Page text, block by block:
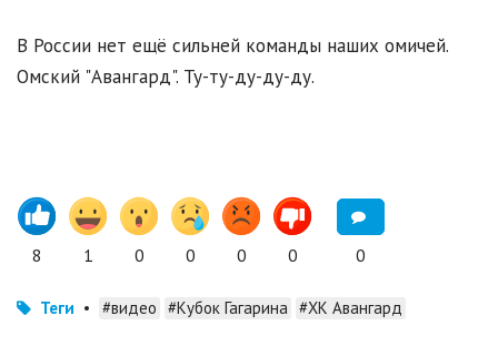
В России нет ещё сильней команды наших омичей.
Омский "Авангард". Ту-ту-ду-ду-ду.
8 1 0 0 0 0 0
Теги • #видео #Кубок Гагарина #ХК Авангард